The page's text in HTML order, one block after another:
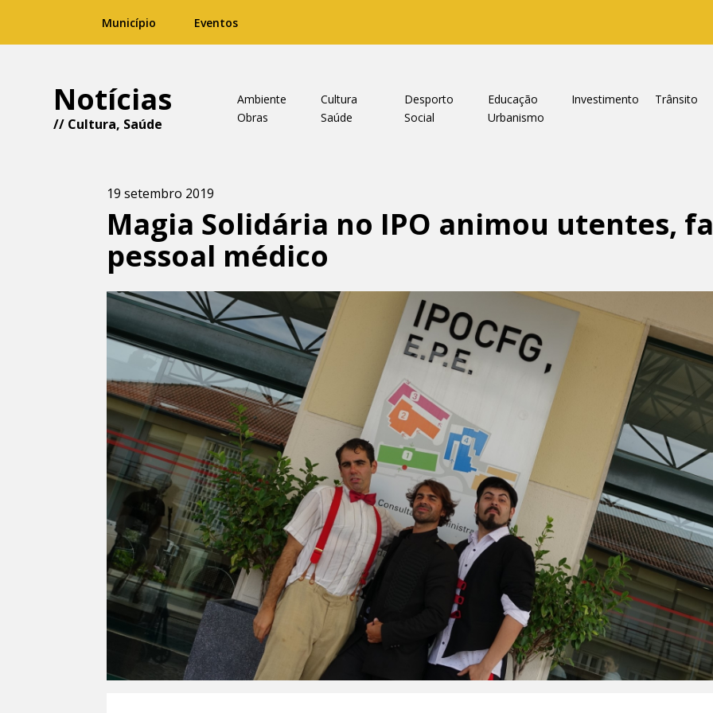
Município Eventos
Notícias
// Cultura, Saúde
Ambiente Cultura Desporto Educação Investimento
Trânsito
Obras
Saúde Social Urbanismo
19 setembro 2019
Magia Solidária no IPO animou utentes,
pessoal médico